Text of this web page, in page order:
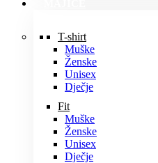
T-shirt
Muške
Ženske
Unisex
Dječje
Fit
Muške
Ženske
Unisex
Dječje